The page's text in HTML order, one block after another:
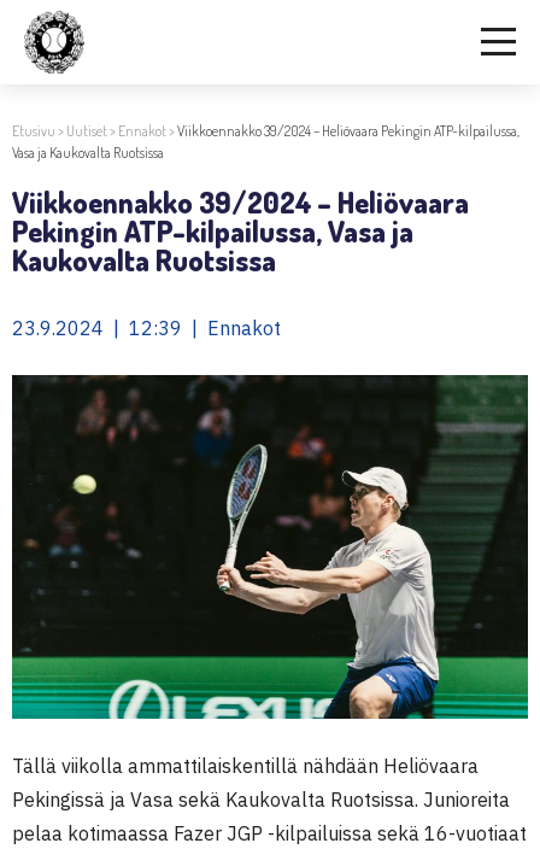
Etusivu > Uutiset> Ennakot>Viikkoennakko 39/2024 – Heliövaara Pekingin ATP-kilpailussa,
Vasa ja Kaukovalta Ruotsissa
Viikkoennakko 39/2024 – Heliövaara
Pekingin ATP-kilpailussa, Vasa ja
Kaukovalta Ruotsissa
23.9.2024 | 12:39 | Ennakot
Tällä viikolla ammattilaiskentillä nähdään Heliövaara
Pekingissä ja Vasa sekä Kaukovalta Ruotsissa. Junioreita
pelaa kotimaassa Fazer JGP -kilpailuissa sekä 16-vuotiaat